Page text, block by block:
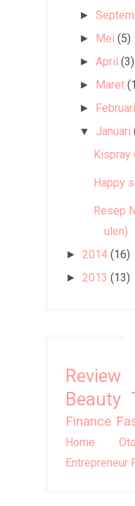
►
► Mei (5)
►April (3)
► Maret
► Februari
▼ Januari
Kispray
Happy
Resep
ulen)
► 2014 (16)
► 2013 (13)
Review
Beauty
Finance
Home
Entrepreneur